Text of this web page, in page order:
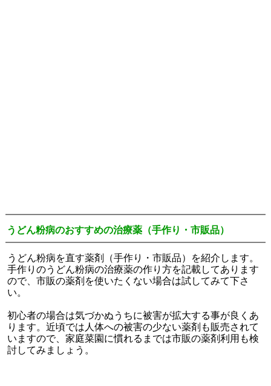
うどん粉病のおすすめの治療薬（手作り・市販品）
うどん粉病を直す薬剤（手作り・市販品）を紹介します。
手作りのうどん粉病の治療薬の作り方を記載してあります
ので、市販の薬剤を使いたくない場合は試してみて下さ
い。
初心者の場合は気づかぬうちに被害が拡大する事が良くあ
ります。近頃では人体への被害の少ない薬剤も販売されて
いますので、家庭菜園に慣れるまでは市販の薬剤利用も検
討してみましょう。